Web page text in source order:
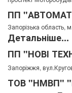
ПП
Запорізька область,
Детальніше...
ПП "НОВІ
Запоріжжя,
ТОВ "НМВП"